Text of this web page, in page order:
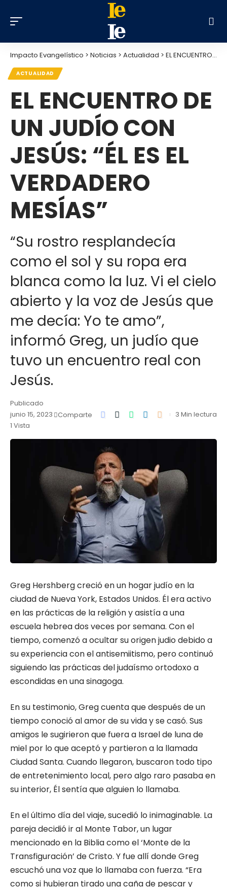
Impacto Evangelístico > Noticias > Actualidad > EL ENCUENTRO DE UN JUDÍO CON JESÚS: “ÉL ES EL VERDADERO MESÍAS”
ACTUALIDAD
EL ENCUENTRO DE
UN JUDÍO CON
JESÚS: “ÉL ES EL
VERDADERO
MESÍAS”
“Su rostro resplandecía
como el sol y su ropa era
blanca como la luz. Vi el cielo
abierto y la voz de Jesús que
me decía: Yo te amo”,
informó Greg, un judío que
tuvo un encuentro real con
Jesús.
Publicado
junio 15, 2023
1 Vista
Comparte 3 Min lectura
Greg Hershberg creció en un hogar judío en la
ciudad de Nueva York, Estados Unidos. Él era activo
en las prácticas de la religión y asistía a una
escuela hebrea dos veces por semana. Con el
tiempo, comenzó a ocultar su origen judio debido a
su experiencia con el antisemiitismo, pero continuó
siguiendo las prácticas del judaísmo ortodoxo a
escondidas en una sinagoga.
En su testimonio, Greg cuenta que después de un
tiempo conoció al amor de su vida y se casó. Sus
amigos le sugirieron que fuera a Israel de luna de
miel por lo que aceptó y partieron a la llamada
Ciudad Santa. Cuando llegaron, buscaron todo tipo
de entretenimiento local, pero algo raro pasaba en
su interior, Él sentía que alguien lo llamaba.
En el último día del viaje, sucedió lo inimaginable. La
pareja decidió ir al Monte Tabor, un lugar
mencionado en la Biblia como el ‘Monte de la
Transfiguración’ de Cristo. Y fue allí donde Greg
escuchó una voz que lo llamaba con fuerza. “Era
como si hubieran tirado una caña de pescar y